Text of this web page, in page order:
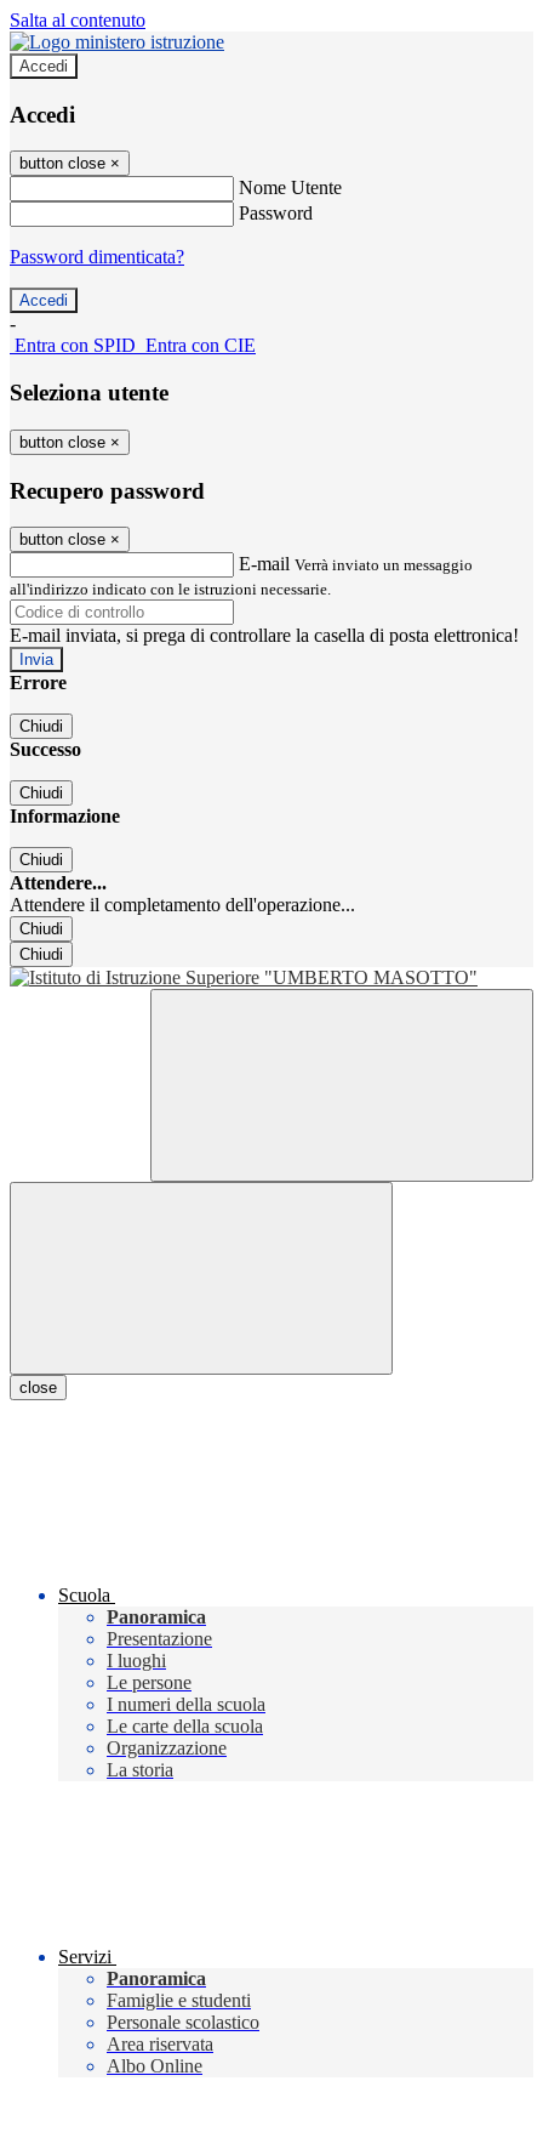
Salta al contenuto
Accedi
Accedi
button close ×
Nome Utente
Password
Password dimenticata?
-
Entra con SPID Entra con CIE
Seleziona utente
button close ×
Recupero password
button close ×
E-mail Verrà inviato un messaggio
all'indirizzo indicato con le istruzioni necessarie.
E-mail inviata, si prega di controllare la casella di posta elettronica!
Errore
Chiudi
Successo
Chiudi
Informazione
Chiudi
Attendere...
Attendere il completamento dell'operazione...
Chiudi
Chiudi
close
Scuola
Panoramica
Presentazione
I luoghi
Le persone
I numeri della scuola
Le carte della scuola
Organizzazione
La storia
Servizi
Panoramica
Famiglie e studenti
Personale scolastico
Area riservata
Albo Online